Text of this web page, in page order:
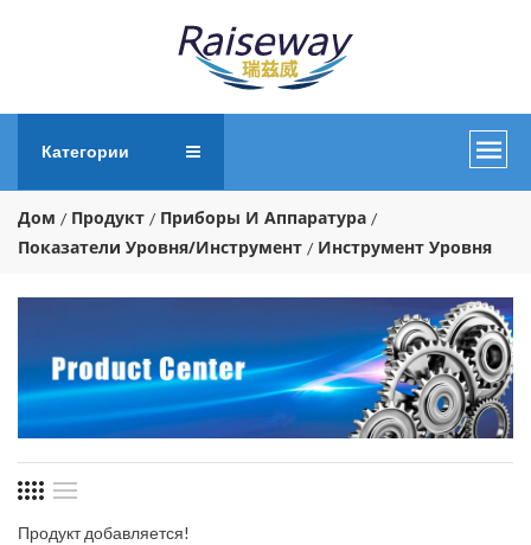
Категории
Дом Продукт
Приборы И Аппаратура
Показатели Уровня/Инструмент
Инструмент Уровня
Продукт добавляется!